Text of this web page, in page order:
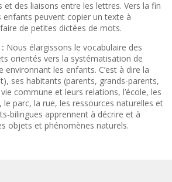
et des liaisons entre les lettres. Vers la fin
enfants peuvent copier un texte à
de petites dictées de mots.
Nous élargissons le vocabulaire des
orientés vers la systématisation de
environnant les enfants. C’est à dire la
ses habitants (parents, grands-parents,
commune et leurs relations, l’école, les
parc, la rue, les ressources naturelles et
bilingues apprennent à décrire et à
objets et phénomènes naturels.